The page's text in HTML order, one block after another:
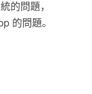
的問題，
的問題。